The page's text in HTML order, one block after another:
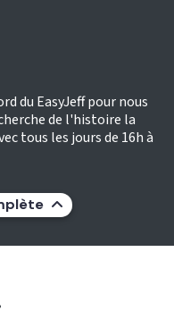
du EasyJeff pour nous
de l'histoire la
tous les jours de 16h à